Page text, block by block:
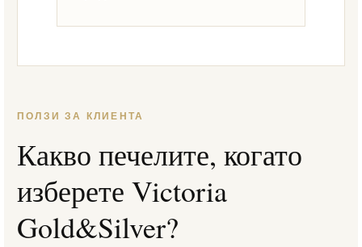
ПОЛЗИ ЗА КЛИЕНТА
Какво печелите, когато
изберете Victoria
Gold&Silver?